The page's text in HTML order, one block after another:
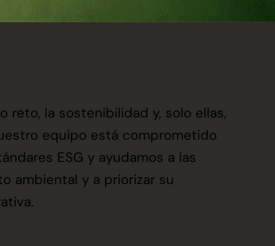
reto, la sostenibilidad y, solo ellas,
equipo está comprometido
ESG y ayudamos a las
ambiental y a priorizar su